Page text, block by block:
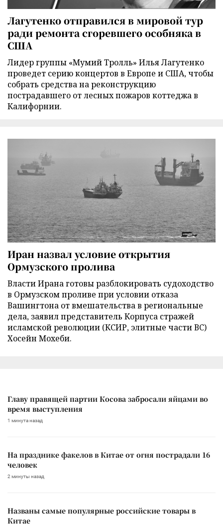
Лагутенко отправился в мировой тур
ради ремонта сгоревшего особняка в
США
Лидер группы «Мумий Тролль» Илья Лагутенко
проведет серию концертов в Европе и США, чтобы
собрать средства на реконструкцию
пострадавшего от лесных пожаров коттеджа в
Калифорнии.
Иран назвал условие открытия
Ормузского пролива
Власти Ирана готовы разблокировать судоходство
в Ормузском проливе при условии отказа
Вашингтона от вмешательства в региональные
дела, заявил представитель Корпуса стражей
исламской революции (КСИР, элитные части ВС)
Хосейн Мохеби.
Главу правящей партии Косова забросали яйцами во
время выступления
1 минута назад
На празднике факелов в Китае от огня пострадали 16
человек
2 минуты назад
Названы самые популярные российские товары в
Китае